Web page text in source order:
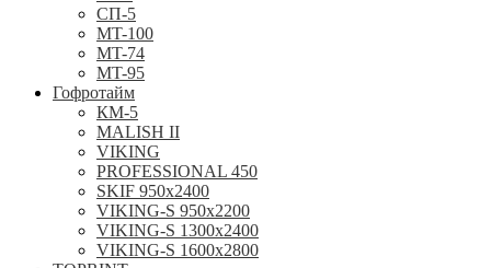
СП-5
MT-100
MT-74
MT-95
Гофротайм
КМ-5
MALISH II
VIKING
PROFESSIONAL 450
SKIF 950x2400
VIKING-S 950х2200
VIKING-S 1300x2400
VIKING-S 1600x2800